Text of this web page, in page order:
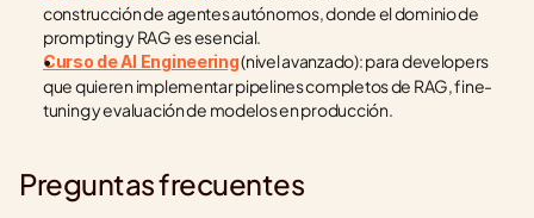
construcción de agentes autónomos, donde el dominio de
prompting y RAG es esencial.
Curso de AI Engineering (nivel avanzado): para developers
que quieren implementar pipelines completos de RAG, fine-
tuning y evaluación de modelos en producción.
Preguntas frecuentes